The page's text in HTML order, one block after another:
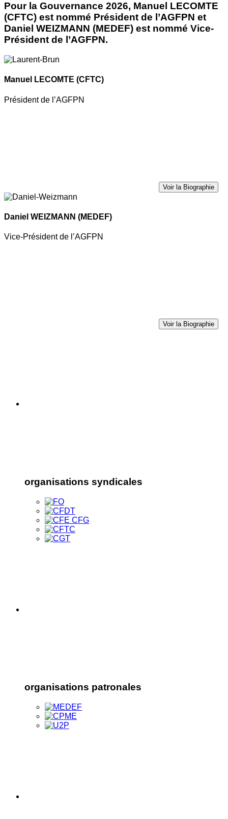
Pour la Gouvernance 2026, Manuel LECOMTE
(CFTC) est nommé Président de l’AGFPN et
Daniel WEIZMANN (MEDEF) est nommé Vice-
Président de l’AGFPN.
Manuel LECOMTE (CFTC)
Président de l’AGFPN
Voir la Biographie
Daniel WEIZMANN (MEDEF)
Vice-Président de l’AGFPN
Voir la Biographie
organisations syndicales
organisations patronales